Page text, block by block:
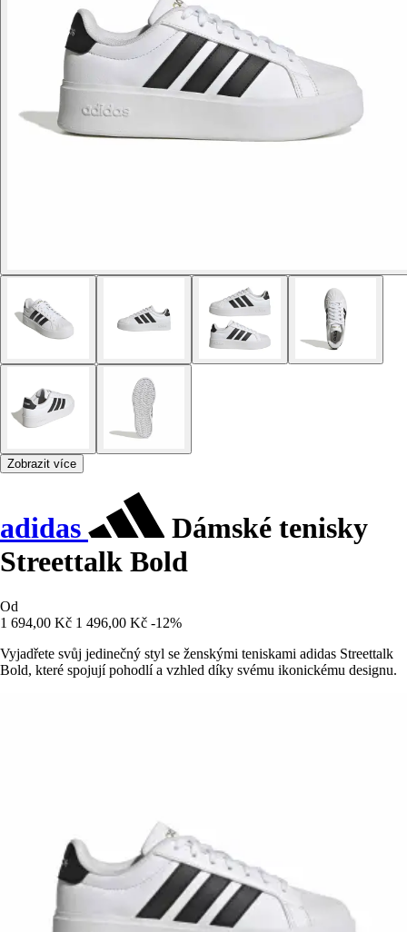
Zobrazit více
adidas
Dámské tenisky
Streettalk Bold
Od
1 694,00 Kč 1 496,00 Kč -12%
Vyjadřete svůj jedinečný styl se ženskými teniskami adidas Streettalk
Bold, které spojují pohodlí a vzhled díky svému ikonickému designu.